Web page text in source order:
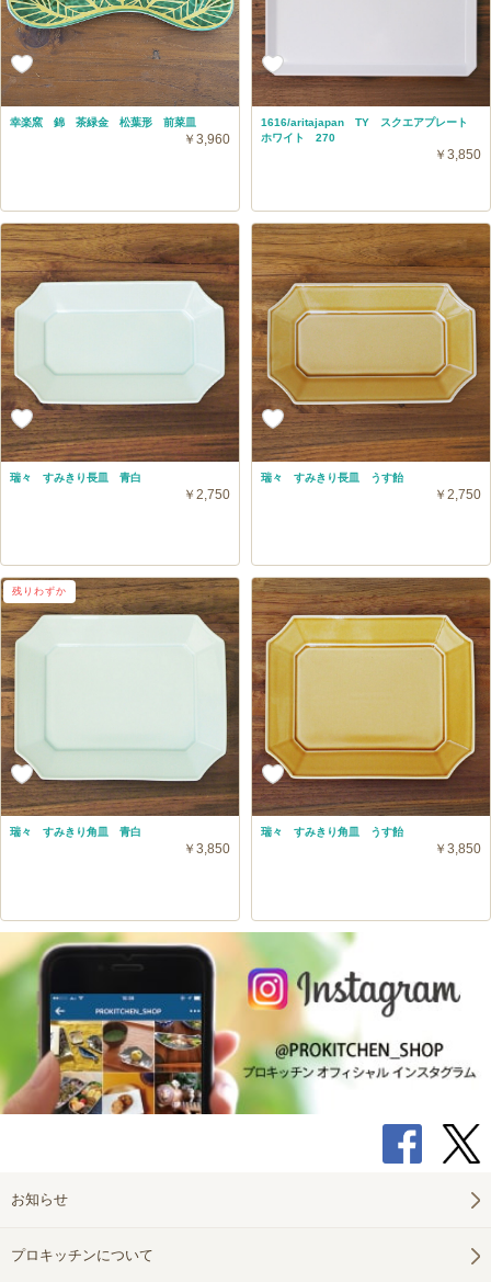
幸楽窯 錦 茶緑金 松葉形 前菜皿
￥3,960
1616/aritajapan TY スクエアプレート
ホワイト 270
￥3,850
瑞々 すみきり長皿 青白
￥2,750
瑞々 すみきり長皿 うす飴
￥2,750
瑞々 すみきり角皿 青白
￥3,850
残りわずか
瑞々 すみきり角皿 うす飴
￥3,850
お知らせ
プロキッチンについて